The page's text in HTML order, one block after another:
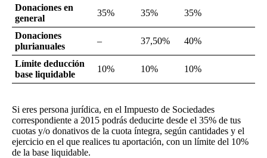
Donaciones en
general
35% 35% 35%
Donaciones
plurianuales
– 37,50% 40%
Límite deducción
base liquidable
10% 10% 10%
Si eres persona jurídica, en el Impuesto de Sociedades
correspondiente a 2015 podrás deducirte desde el 35% de tus
cuotas y/o donativos de la cuota íntegra, según cantidades y el
ejercicio en el que realices tu aportación, con un límite del 10%
de la base liquidable.